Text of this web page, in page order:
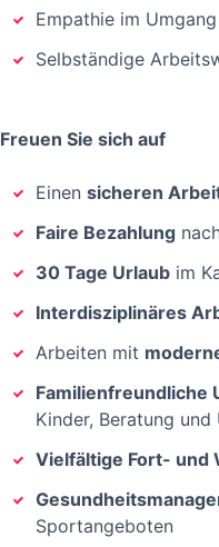
Empathie im
Selbständige
Freuen Sie sich auf
Einen sicheren
Faire Bezahlung
30 Tage Urlaub im
Interdisziplinäres
Arbeiten mit
Familienfreundliche
Kinder, Beratung
Vielfältige Fort- und
Sportangeboten